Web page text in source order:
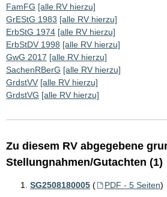
FamFG [alle RV hierzu]
GrEStG 1983 [alle RV hierzu]
ErbStG 1974 [alle RV hierzu]
ErbStDV 1998 [alle RV hierzu]
GwG 2017 [alle RV hierzu]
SachenRBerG [alle RV hierzu]
GrdstVV [alle RV hierzu]
GrdstVG [alle RV hierzu]
Zu diesem RV abgegebene
Stellungnahmen/Gutachten (1)
SG2508180005 ( PDF - 5 Seiten)